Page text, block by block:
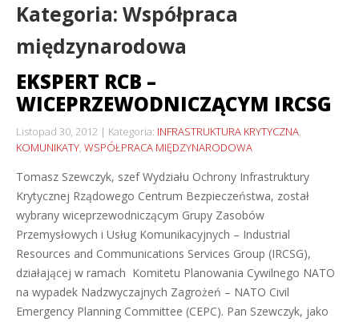
Kategoria: Współpraca
międzynarodowa
EKSPERT RCB –
WICEPRZEWODNICZĄCYM IRCSG
Listopad 30, 2012 Kategoria: INFRASTRUKTURA KRYTYCZNA,
KOMUNIKATY, WSPÓŁPRACA MIĘDZYNARODOWA
Tomasz Szewczyk, szef Wydziału Ochrony Infrastruktury
Krytycznej Rządowego Centrum Bezpieczeństwa, został
wybrany wiceprzewodniczącym Grupy Zasobów
Przemysłowych i Usług Komunikacyjnych – Industrial
Resources and Communications Services Group (IRCSG),
działającej w ramach Komitetu Planowania Cywilnego NATO
na wypadek Nadzwyczajnych Zagrożeń – NATO Civil
Emergency Planning Committee (CEPC). Pan Szewczyk, jako